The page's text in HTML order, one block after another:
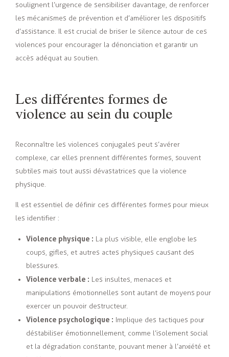
soulignent l’urgence de sensibiliser davantage, de renforcer
les mécanismes de prévention et d’améliorer les dispositifs
d’assistance. Il est crucial de briser le silence autour de ces
violences pour encourager la dénonciation et garantir un
accès adéquat au soutien.
Les différentes formes de
violence au sein du couple
Reconnaître les violences conjugales peut s’avérer
complexe, car elles prennent différentes formes, souvent
subtiles mais tout aussi dévastatrices que la violence
physique.
Il est essentiel de définir ces différentes formes pour mieux
les identifier :
Violence physique : La plus visible, elle englobe les
coups, gifles, et autres actes physiques causant des
blessures.
Violence verbale : Les insultes, menaces et
manipulations émotionnelles sont autant de moyens pour
exercer un pouvoir destructeur.
Violence psychologique : Implique des tactiques pour
déstabiliser émotionnellement, comme l’isolement social
et la dégradation constante, pouvant mener à l’anxiété et